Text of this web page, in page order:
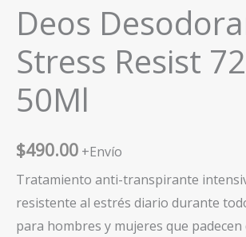
Deos
Stress Resist
50Ml
$490.00 +Envío
Tratamiento anti-transpirante
resistente al estrés diario durante
para hombres y mujeres que padecen